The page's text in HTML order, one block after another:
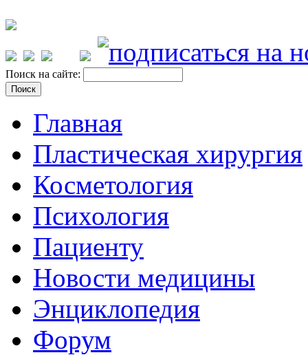
Поиск на сайте:
Главная
Пластическая хирургия
Косметология
Психология
Пациенту
Новости медицины
Энциклопедия
Форум